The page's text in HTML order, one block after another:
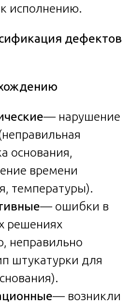
исполнению.
дефектов
— нарушение
основания,
времени
температуры).
— ошибки в
решениях
неправильно
штукатурки для
— возникли